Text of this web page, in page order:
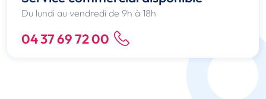
Du lundi au vendredi de 9h à 18h
04 37 69 72 00